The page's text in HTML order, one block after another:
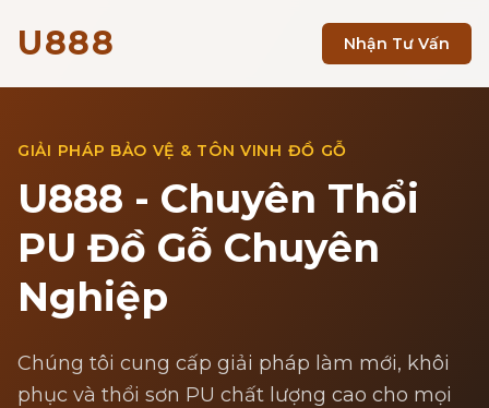
U888 Nhận Tư Vấn
GIẢI PHÁP BẢO VỆ & TÔN VINH ĐỒ GỖ
U888 - Chuyên Thổi
PU Đồ Gỗ Chuyên
Nghiệp
Chúng tôi cung cấp giải pháp làm mới, khôi
phục và thổi sơn PU chất lượng cao cho mọi